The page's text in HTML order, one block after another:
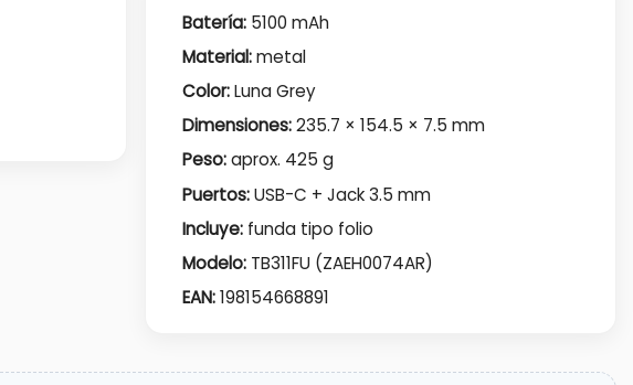
Batería: 5100 mAh
Material:metal
Color:Luna Grey
Dimensiones:235.7 × 154.5 × 7.5 mm
Peso:aprox. 425 g
Puertos:USB-C + Jack 3.5 mm
Incluye: funda tipo folio
Modelo: TB311FU (ZAEH0074AR)
EAN:198154668891